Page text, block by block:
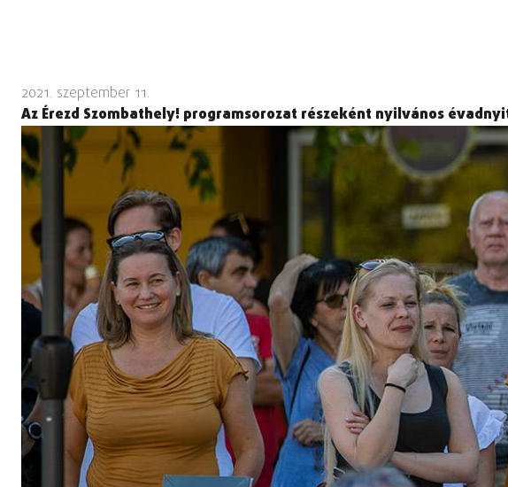
2021. szeptember 11.
Az Érezd Szombathely! programsorozat részeként nyilvános